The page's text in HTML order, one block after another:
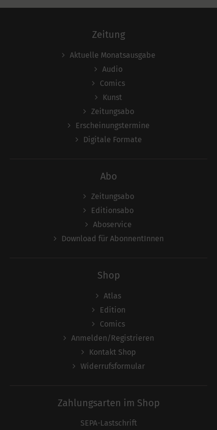
Zeitung
Aktuelle Monatsausgabe
Audio
Comics
Kunst
Zeitungsabo
Erscheinungstermine
Digitale Formate
Abo
Zeitungsabo
Editionsabo
Aboservice
Download für AbonnentInnen
Shop
Atlas
Edition
Comics
Anmelden/Registrieren
Kontakt Shop
Widerrufsformular
Zahlungsarten im Shop
SEPA-Lastschrift